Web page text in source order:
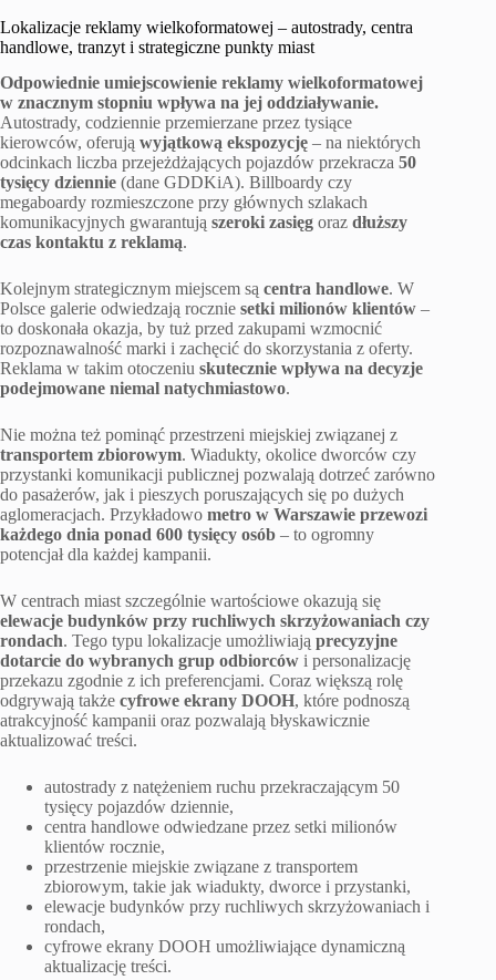
Lokalizacje reklamy wielkoformatowej – autostrady, centra
handlowe, tranzyt i strategiczne punkty miast
Odpowiednie umiejscowienie reklamy wielkoformatowej
w znacznym stopniu wpływa na jej oddziaływanie.
Autostrady, codziennie przemierzane przez tysiące
kierowców, oferują wyjątkową ekspozycję – na niektórych
odcinkach liczba przejeżdżających pojazdów przekracza 50
tysięcy dziennie (dane GDDKiA). Billboardy czy
megaboardy rozmieszczone przy głównych szlakach
komunikacyjnych gwarantują szeroki zasięg oraz dłuższy
czas kontaktu z reklamą.
Kolejnym strategicznym miejscem są centra handlowe. W
Polsce galerie odwiedzają rocznie setki milionów klientów –
to doskonała okazja, by tuż przed zakupami wzmocnić
rozpoznawalność marki i zachęcić do skorzystania z oferty.
Reklama w takim otoczeniu skutecznie wpływa na decyzje
podejmowane niemal natychmiastowo.
Nie można też pominąć przestrzeni miejskiej związanej z
transportem zbiorowym. Wiadukty, okolice dworców czy
przystanki komunikacji publicznej pozwalają dotrzeć zarówno
do pasażerów, jak i pieszych poruszających się po dużych
aglomeracjach. Przykładowo metro w Warszawie przewozi
każdego dnia ponad 600 tysięcy osób – to ogromny
potencjał dla każdej kampanii.
W centrach miast szczególnie wartościowe okazują się
elewacje budynków przy ruchliwych skrzyżowaniach czy
rondach. Tego typu lokalizacje umożliwiają precyzyjne
dotarcie do wybranych grup odbiorców i personalizację
przekazu zgodnie z ich preferencjami. Coraz większą rolę
odgrywają także cyfrowe ekrany DOOH, które podnoszą
atrakcyjność kampanii oraz pozwalają błyskawicznie
aktualizować treści.
autostrady z natężeniem ruchu przekraczającym 50
tysięcy pojazdów dziennie,
centra handlowe odwiedzane przez setki milionów
klientów rocznie,
przestrzenie miejskie związane z transportem
zbiorowym, takie jak wiadukty, dworce i przystanki,
elewacje budynków przy ruchliwych skrzyżowaniach i
rondach,
cyfrowe ekrany DOOH umożliwiające dynamiczną
aktualizację treści.